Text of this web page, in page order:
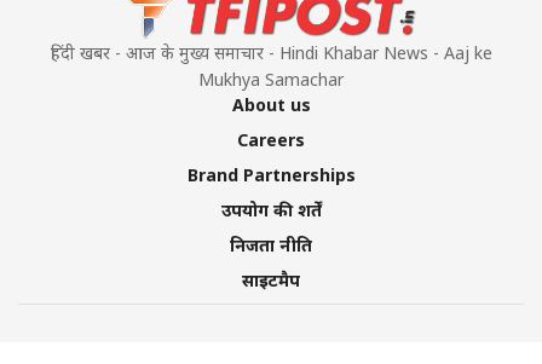
हिंदी खबर - आज के मुख्य समाचार - Hindi Khabar News - Aaj ke
Mukhya Samachar
About us
Careers
Brand Partnerships
उपयोग की शर्तें
निजता नीति
साइटमैप